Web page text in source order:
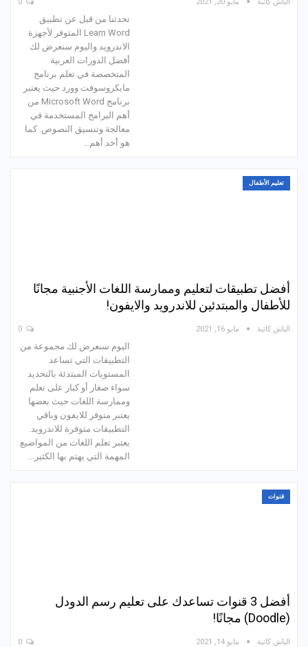
الباش كاتبة مايو 20, 2021
تحدثنا من قبل عن تطبيق
Learn Word المتوفر لأجهزة
الاندرويد واليوم سنعرض لك
أفضل الدورات العربية
المتخصصة في تعلم برنامج
مايكروسوفت وورد حيث يعتبر
برنامج Microsoft Word من
أهم البرامج المستخدمة في
معالجة وتنسيق النصوص. كما
هو أحد أهم…
تعليم الأطفال
أفضل تطبيقات لتعليم وممارسة اللغات الأجنبية مجانًا
للأطفال والمبتدئين للاندرويد والايفون!
الباش كاتبة مايو 16, 2021
اليوم سنعرض لك مجموعة من
التطبيقات التي تساعد
المستويات المبتدئة بالتحديد
سواء صغار أو كبار على تعلم
وممارسة اللغات حيث بعضها
يعتبر متوفر للايفون وباقي
التطبيقات متوفرة للاندرويد.
يعتبر تعلم اللغات من المواضيع
المهمة التي يهتم بها الكثير…
قنوات
أفضل 3 قنوات تساعدك على تعليم رسم الدودل
(Doodle) مجانًا!
الباش كاتبة مايو 14, 2021